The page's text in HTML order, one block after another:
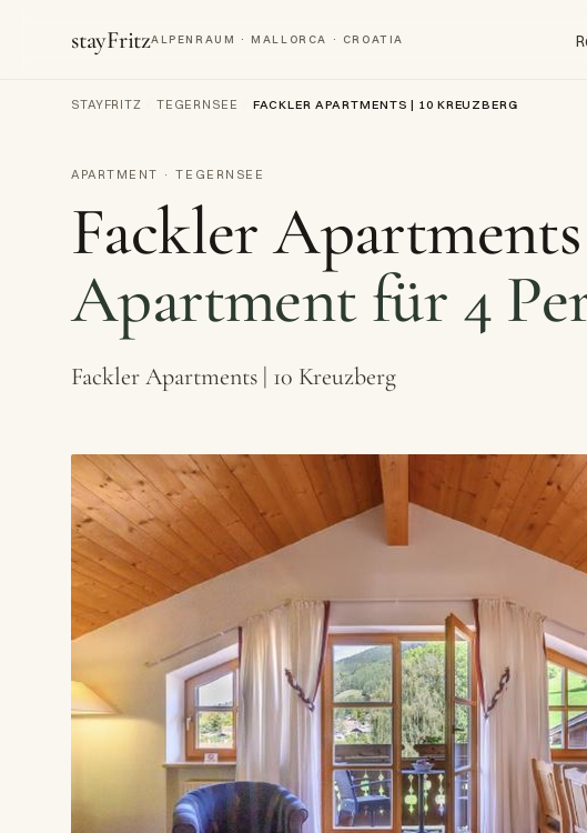
stayFritzALPENRAUM · MALLORCA · CROATIA
STAYFRITZ TEGERNSEE FACKLER APARTMENTS | 10 KREUZBERG
APARTMENT · TEGERNSEE
Fackler
Apartment für 4
Fackler Apartments | 10 Kreuzberg